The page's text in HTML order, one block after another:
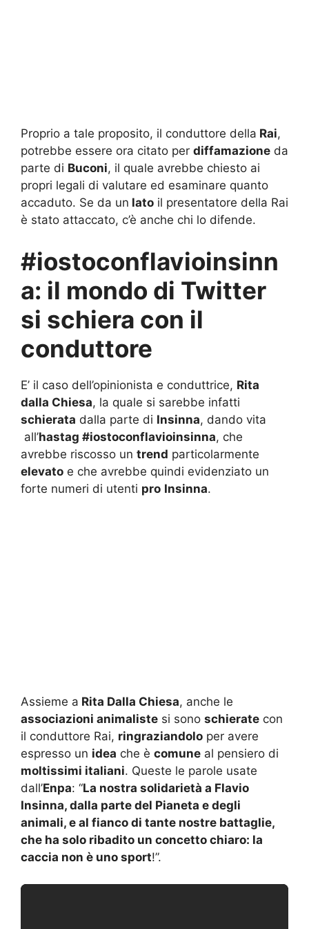
Proprio a tale proposito, il conduttore della Rai,
potrebbe essere ora citato per diffamazione da
parte di Buconi, il quale avrebbe chiesto ai
propri legali di valutare ed esaminare quanto
accaduto. Se da un lato il presentatore della Rai
è stato attaccato, c’è anche chi lo difende.
#iostoconflavioinsinn
a: il mondo di Twitter
si schiera con il
conduttore
E’ il caso dell’opinionista e conduttrice, Rita
dalla Chiesa, la quale si sarebbe infatti
schierata dalla parte di Insinna, dando vita
all’hastag #iostoconflavioinsinna, che
avrebbe riscosso un trend particolarmente
elevato e che avrebbe quindi evidenziato un
forte numeri di utenti pro Insinna.
Assieme a Rita Dalla Chiesa, anche le
associazioni animaliste si sono schierate con
il conduttore Rai, ringraziandolo per avere
espresso un idea che è comune al pensiero di
moltissimi italiani. Queste le parole usate
dall’Enpa: “La nostra solidarietà a Flavio
Insinna, dalla parte del Pianeta e degli
animali, e al fianco di tante nostre battaglie,
che ha solo ribadito un concetto chiaro: la
caccia non è uno sport!”.